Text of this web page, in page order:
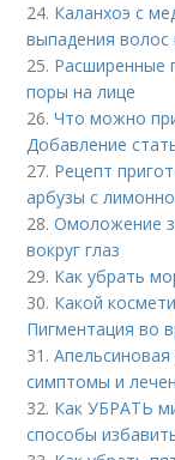
24. Каланхоэ с
выпадения волос
25. Расширенные
поры на лице
26.Что можно
Добавление
27. Рецепт
арбузы с
28.Омоложение
вокруг глаз
29. Как убрать
30. Какой
Пигментация во
31.Апельсиновая
симптомы и
32. Как УБРАТЬ
способы